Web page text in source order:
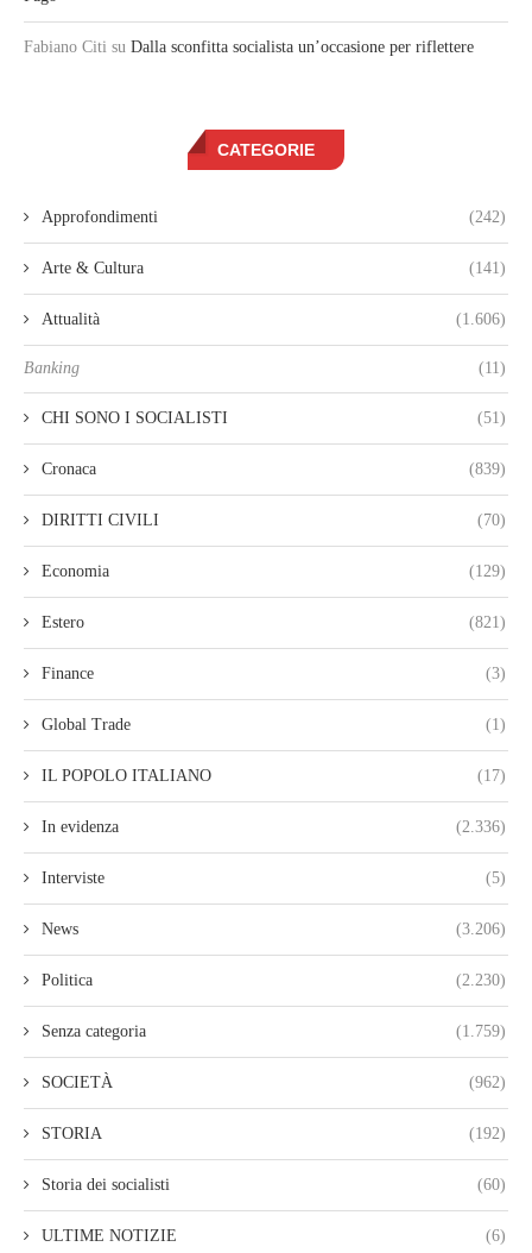
Fabiano Citi su Dalla sconfitta socialista un’occasione per riflettere
CATEGORIE
Approfondimenti (242)
Arte & Cultura (141)
Attualità (1.606)
Banking (11)
CHI SONO I SOCIALISTI (51)
Cronaca (839)
DIRITTI CIVILI (70)
Economia (129)
Estero (821)
Finance (3)
Global Trade (1)
IL POPOLO ITALIANO (17)
In evidenza (2.336)
Interviste (5)
News (3.206)
Politica (2.230)
Senza categoria (1.759)
SOCIETÀ (962)
STORIA (192)
Storia dei socialisti (60)
ULTIME NOTIZIE (6)